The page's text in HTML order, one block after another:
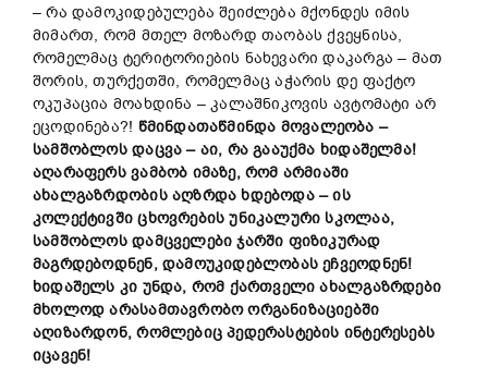
– რა დამოკიდებულება შეიძლება მქონდეს იმის
მიმართ, რომ მთელ მოზარდ თაობას ქვეყნისა,
რომელმაც ტერიტორიების ნახევარი დაკარგა – მათ
შორის, თურქეთში, რომელმაც აჭარის დე ფაქტო
ოკუპაცია მოახდინა – კალაშნიკოვის ავტომატი არ
ეცოდინება?! წმინდათაწმინდა მოვალეობა –
სამშობლოს დაცვა – აი, რა გააუქმა ხიდაშელმა!
აღარაფერს ვამბობ იმაზე, რომ არმიაში
ახალგაზრდობის აღზრდა ხდებოდა – ის
კოლექტივში ცხოვრების უნიკალური სკოლაა,
სამშობლოს დამცველები ჯარში ფიზიკურად
მაგრდებოდნენ, დამოუკიდებლობას ეჩვეოდნენ!
ხიდაშელს კი უნდა, რომ ქართველი ახალგაზრდები
მხოლოდ არასამთავრობო ორგანიზაციებში
აღიზარდონ, რომლებიც პედერასტების ინტერესებს
იცავენ!